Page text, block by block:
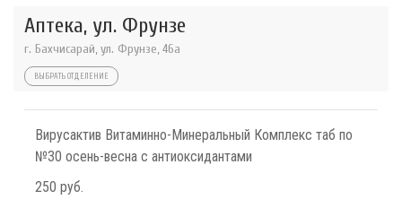
Аптека, ул. Фрунзе
г. Бахчисарай, ул. Фрунзе, 46а
ВЫБРАТЬ ОТДЕЛЕНИЕ
Вирусактив Витаминно-Минеральный Комплекс таб по
№30 осень-весна с антиоксидантами
250 руб.